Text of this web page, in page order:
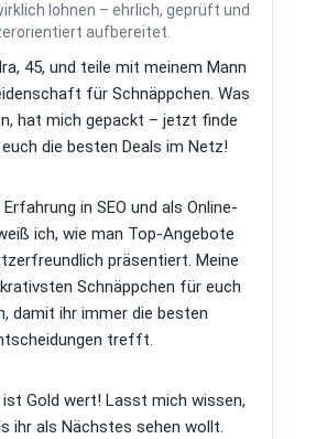
lohnen – ehrlich, geprüft und
aufbereitet.
45, und teile mit meinem Mann
für Schnäppchen. Was
hat mich gepackt – jetzt finde
die besten Deals im Netz!
in SEO und als Online-
ich, wie man Top-Angebote
präsentiert. Meine
Schnäppchen für euch
damit ihr immer die besten
trefft.
ist Gold wert! Lasst mich wissen,
ihr als Nächstes sehen wollt.